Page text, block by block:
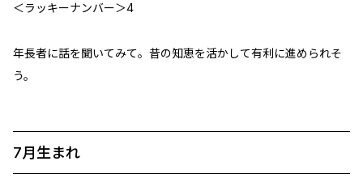
＜ラッキーナンバー＞4
年長者に話を聞いてみて。昔の知恵を活かして有利に進められそ
う。
7月生まれ